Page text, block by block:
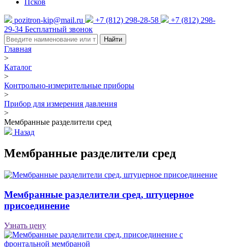
pozitron-kip@mail.ru +7 (812) 298-28-58
+7 (812) 298-
29-34 Бесплатный звонок
Найти
Главная
>
Каталог
>
Контрольно-измерительные приборы
>
Прибор для измерения давления
>
Мембранные разделители сред
Назад
Мембранные разделители сред
Мембранные разделители сред, штуцерное
присоединение
Узнать цену